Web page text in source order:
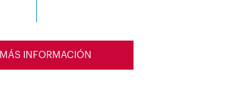
MÁS INFORMACIÓN